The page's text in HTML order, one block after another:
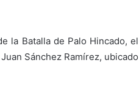
la Batalla de Palo Hincado, el
Sánchez Ramírez, ubicado